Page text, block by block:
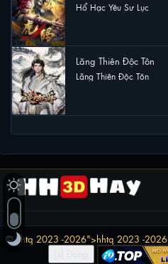
Hổ Hạc Yêu Sư Lục
Lăng Thiên Độc Tôn
Lăng Thiên Độc Tôn
©hhtq 2023 -2026">hhtq 2023 -2026